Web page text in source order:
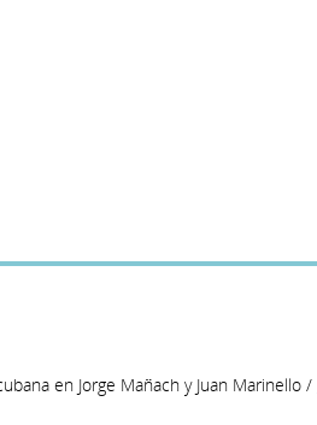
en Jorge Mañach y Juan Marinello /